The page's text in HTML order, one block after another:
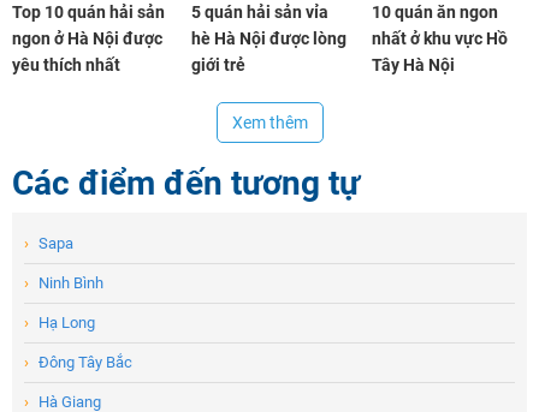
Top 10 quán hải sản
ngon ở Hà Nội được
yêu thích nhất
5 quán hải sản vỉa
hè Hà Nội được lòng
giới trẻ
10 quán ăn ngon
nhất ở khu vực Hồ
Tây Hà Nội
Xem thêm
Các điểm đến tương tự
› Sapa
› Ninh Bình
› Hạ Long
› Đông Tây Bắc
› Hà Giang